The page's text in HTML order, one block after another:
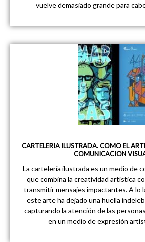
vuelve demasiado grande para
CARTELERIA ILUSTRADA. COMO EL
COMUNICACION
La cartelería ilustrada es un medio de
que combina la creatividad artística
transmitir mensajes impactantes. A lo
este arte ha dejado una huella
capturando la atención de las
en un medio de expresión